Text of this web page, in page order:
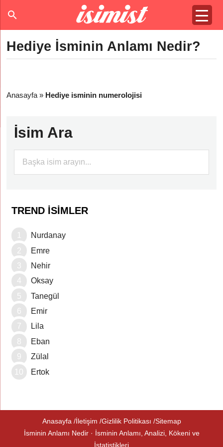
Hediye İsminin Anlamı Nedir?
Anasayfa » Hediye isminin numerolojisi
İsim Ara
TREND İSIMLER
Nurdanay
Emre
Nehir
Oksay
Tanegül
Emir
Lila
Eban
Zülal
Ertok
Anasayfa İletişim Gizlilik Politikası Sitemap
İsminin Anlamı Nedir · İsminin Anlamı, Analizi, Kökeni ve
İstatistikleri